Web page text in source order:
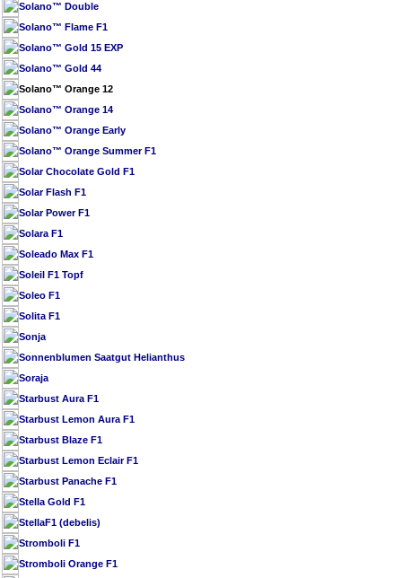
Solano™ Double
Solano™ Flame F1
Solano™ Gold 15 EXP
Solano™ Gold 44
Solano™ Orange 12
Solano™ Orange 14
Solano™ Orange Early
Solano™ Orange Summer F1
Solar Chocolate Gold F1
Solar Flash F1
Solar Power F1
Solara F1
Soleado Max F1
Soleil F1 Topf
Soleo F1
Solita F1
Sonja
Sonnenblumen Saatgut Helianthus
Soraja
Starbust Aura F1
Starbust Lemon Aura F1
Starbust Blaze F1
Starbust Lemon Eclair F1
Starbust Panache F1
Stella Gold F1
StellaF1 (debelis)
Stromboli F1
Stromboli Orange F1